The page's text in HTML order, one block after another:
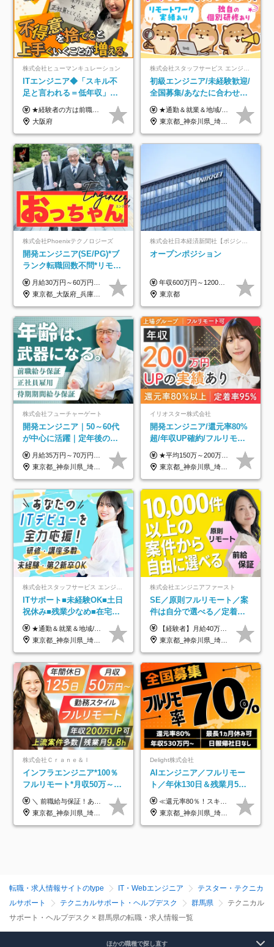
株式会社ヒューマンキュレーション
ITエンジニア◆「スキル不
足と言われる＝低年収」で
はない！｜ 不安を克服し、
年収アップした社員の実例
★経験者の方は前職の年収以上を保証します ★案件単価を開示した上で80％以上を還元します 月給25万円以上＋賞与年2回 ※経験や能力を考慮の上で優遇します ※試用期間が3ヶ月(その間の給与・待遇・雇用形態に変更はありません) ※月給には月20時間分のみなし残業手当(5万円)を含みます(超過分は別途支給) ★残業平均は月10時間以下ですので、毎月10時間分程度はお得です！
大阪府
初級エンジニア/未経験歓迎/
全国募集/あなたに合わせた
オリジナル研修をご用
意/AI・IoT/残業平均8時間
★通勤＆就業＆地域/住宅＆役職手当あり ★残業代は全額支給 ★選べる給与制度あり！ ■東京・神奈川・千葉・埼玉勤務の場合 月給24.5万円～55万円＋諸手当 （残業代は全額支給） (20,000円の地域/住宅手当込み) ■愛知・京都・大阪・兵庫勤務の場合 月給24万円以上＋諸手当 （残業代は全額支給） (15,000円の地域/住宅手当込み) ■茨城・栃木・群馬・静岡・三重・滋賀・広島・福岡勤務の場合 月給23.5万円以上＋諸手当 （残業代は全額支給） (10,000円の地域/住宅手当込み) ■北海道・宮城・山梨・長野・岐阜・奈良・和歌山・岡山勤務の場合 月給23万円以上＋諸手当 （残業代は全額支給） (5,000円の地域/住宅手当込み) ■その他のエリア勤務の場合 月給22.5万円以上＋諸手当 （残業代は全額支給） ※経験や能力を考慮し、当社規定により優遇します 【昇給：年一回実施】 【選べる給与制度】 ★収入を重視する方に… 「変動型人事制度」の選択も可能（派遣先からの評価に応じて収入アップ！） ※年2回のタイミングで希望者と面談の上決定します。
東京都_神奈川県_埼玉県_千葉県_大阪府_愛知県_北海道_岩手県_宮城県_山形県_福島県_茨城県_栃木県_群馬県_山梨県_長野県_富山県_石川県_静岡県_岐阜県_三重県_兵庫県_京都府_滋賀県_奈良県_広島県_岡山県_山口県_愛媛県_福岡県_熊本県_長崎県
株式会社Phoenixテクノロジーズ
開発エンジニア(SE/PG)*ブ
ランク転職回数不問*リモー
ト案件多数*残業ほぼ0*通院
のための半休制度あり
月給30万円～60万円+住宅手当+職能手当+役職手当+決算賞与+報奨金 ※経験・能力を考慮し、優遇します ※給与には20時間分のみなし時間外手当(3万7000円以上)を含みます(超過時間分は別途追加支給) ※試用期間3～6ヵ月あり(その間の給与、待遇に差異なし) ※場合によって契約社員での採用の可能性あり(面接時に応相談)
東京都_大阪府_兵庫県_京都府_福岡県
株式会社日本経済新聞社【ポジションマッチ登録】
オープンポジション
年収600万円～1200万円 ※上記年収は、想定年収です。住居費補助、子手当などの各種手当を含む金額です。 ※経験・能力等を考慮の上、当社規定により決定します。
東京都
株式会社フューチャーゲート
開発エンジニア｜50～60代
が中心に活躍｜定年後の給
与減ナシ｜年収50万円アッ
プ実績／昇給率92％（直近3
年）
月給35万円～70万円（固定残業代30時間分63,869円～を含む）+賞与年1回 ※30時間を超える分は別途支給します ●これまでのご経験・スキル・前職給与をできる限り考慮します ●待機期間も給与を100％支給します ●試用期間中も給与や福利厚生は同じです ≪年収を維持しながら長く働けます！≫ 一般的な企業では55歳や60歳を機に年収が下がりますが、 当社は役職などではなく「スキルや経験」で評価。 エンジニアとして長く働きながら あなたにふさわしい年収を維持できます！
東京都_神奈川県_埼玉県_千葉県
イリオスター株式会社
開発エンジニア/還元率80%
超/年収UP確約/フルリモ
OK/年休130日/平均残業7h/
約2万件の案件から選択
★平均150万～200万円年収UPを実現！ ★前職給与を100％保証！ ★案件内容の開示・明確な評価体制あり ⇒クライアント評価で即昇給を実現したケースも◎ ★年12回（毎月昇給チャンスあり） ■月給35万円～103万円 ※経験・能力・前職給与を考慮し、決定 ※上記給与には月30時間分(6万6500円以上)の固定残業代が含まれます。超過分は手当として別途支給します ※試用期間3ヶ月あり(期間中の給与・待遇面に差異はありません) ▼収入アップの実例をご紹介 ───────────── ★働き方改革をした30代男性（PG） 子どもが生まれたばかりなのに、忙しい現場で残業も月50～60時間が当たり前。 ⇒残業ほぼゼロ＆週3リモートの働き方に！しかも給与もアップ！ ★収入アップした30代男性（PM） 子供が3人いて家計も苦しく、残業代で稼ぐ日々… ⇒残業をたくさんしていた年収額より、100万円以上アップしました！
東京都_神奈川県_埼玉県_千葉県_大阪府_愛知県_北海道_青森県_岩手県_宮城県_秋田県_山形県_福島県_茨城県_栃木県_群馬県_新潟県_山梨県_長野県_富山県_石川県_福井県_静岡県_岐阜県_三重県_兵庫県_京都府_滋賀県_奈良県_和歌山県_広島県_岡山県_鳥取県_島根県_山口県_徳島県_香川県_愛媛県_高知県_福岡県_熊本県_佐賀県_長崎県_大分県_宮崎県_鹿児島県_沖縄県
ITサポート■未経験OK■土日
祝休み■残業少なめ■在宅実
績あり■約900種類のスキル
アップ講座あり■全国募集
★通勤＆就業＆地域/住宅＆役職手当あり ★残業代は全額支給 ★選べる給与制度あり！ ■東京・神奈川・千葉・埼玉勤務の場合 月給24.5万円～55万円＋諸手当 （残業代は全額支給） (20,000円の地域/住宅手当込み) ■愛知・京都・大阪・兵庫勤務の場合 月給24万円以上＋諸手当 （残業代は全額支給） (15,000円の地域/住宅手当込み) ■茨城・栃木・群馬・静岡・三重・滋賀・広島・福岡勤務の場合 月給23.5万円以上＋諸手当 （残業代は全額支給） (10,000円の地域/住宅手当込み) ■北海道・宮城・山梨・長野・岐阜・奈良・和歌山・岡山勤務の場合 月給23万円以上＋諸手当 （残業代は全額支給） (5,000円の地域/住宅手当込み) ■その他のエリア勤務の場合 月給22.5万円以上＋諸手当 （残業代は全額支給） ※経験や能力を考慮し、当社規定により優遇します 【昇給：年一回実施】 【選べる給与制度】 ★収入を重視する方に… 「変動型人事制度」の選択も可能（派遣先からの評価に応じて収入アップ！） ※年2回のタイミングで希望者と面談の上決定します。
東京都_神奈川県_埼玉県_千葉県_大阪府_愛知県_北海道_岩手県_宮城県_山形県_福島県_茨城県_栃木県_群馬県_山梨県_長野県_富山県_石川県_静岡県_岐阜県_三重県_兵庫県_京都府_滋賀県_奈良県_広島県_岡山県_山口県_愛媛県_福岡県_熊本県_長崎県
株式会社エンジニアファースト
SE／原則フルリモート／案
件は自分で選べる／定着率
93%／20～30代活躍中！
【経験者】月給40万円～120万円(固定残業代含む)+各種手当 ★前職給与の総収入額を100％保証｜還元率84％〜100％ ★20代の平均年収570万円 ※月給には、みなし残業手当(月30時間／5万8000円以上)を含みます 超過分は別途追加支給 ※固定残業代は、時間外労働の有無に関わらず30時間分を、月5万8000円~15万7000円支給 ※上記を超える時間外労働分は追加で支給 【未経験者】月給21万円以上＋各種手当 固定残業なし(残業代発生分全額支給) ※6ヶ月の試用期間あり（※条件に変動なし） ▼単価連動性×還元率は84％～100％で収入の大幅UPが可能！ ・案件単価が月50万円の場合：年収417万円 ・案件単価が月70万円の場合：年収584万円 ・案件単価が月100万円の場合：年収834万円 ＜モデル年収＞ ▼400万円～500万円(入社初年度) ▼542万円～626万円(入社2年) ▼667万円～700万円(入社3年） ▼709万円～801万円(入社5年）
東京都_神奈川県_埼玉県_千葉県_大阪府_愛知県_北海道_青森県_岩手県_宮城県_秋田県_山形県_福島県_茨城県_栃木県_群馬県_新潟県_山梨県_長野県_富山県_石川県_福井県_静岡県_岐阜県_三重県_兵庫県_京都府_滋賀県_奈良県_和歌山県_広島県_岡山県_鳥取県_島根県_山口県_徳島県_香川県_愛媛県_高知県_福岡県_熊本県_佐賀県_長崎県_大分県_宮崎県_鹿児島県_沖縄県
株式会社Ｃｒａｎｅ＆Ｉ
インフラエンジニア*100％
フルリモート*月収50万～*
クラウド×上流工程*前職給
与保証*残業月9.8h
＼ 前職給与保証！あなたのこれまでの経験を正当評価 ／ ★月収50万円～スタート！【年俸600万～1,162万8,000円（12分割）】 ――「頑張りが給与に直結しない…」そんな不満とは無縁の環境です。 実際、入社後に「年収150万～200万円UP」を実現した先輩エンジニアが多数活躍中！ 【 収入をさらに押し上げる充実のプラスα 】 スキルを磨くほど得をする「資格手当」 ⇒ 1資格につき毎月3,000円～30,000円を継続支給！ 成果を見逃さない「功績手当」 ⇒ 社員の頑張りに応じて最大10万円をダイレクトに支給！ スピード昇給・高年収も可能 ⇒ 1回の昇給で年収数十万UPのチャンスあり。ゆくゆくは年収1000万以上のハイクラスも目指せます。 ※経験・スキルを考慮の上決定します ※上記金額には固定残業代（月30h分・95,000円～184,000円）を含みます ※超過分は別途全額支給します ※試用期間2ヶ月間あり（その他待遇に差異はありません）
東京都_神奈川県_埼玉県_千葉県_大阪府_愛知県_北海道_青森県_岩手県_宮城県_秋田県_山形県_福島県_茨城県_栃木県_群馬県_新潟県_山梨県_長野県_富山県_石川県_福井県_静岡県_岐阜県_三重県_兵庫県_京都府_滋賀県_奈良県_和歌山県_広島県_岡山県_鳥取県_島根県_山口県_徳島県_香川県_愛媛県_高知県_福岡県_熊本県_佐賀県_長崎県_大分県_宮崎県_鹿児島県_沖縄県
Delight株式会社
AIエンジニア／フルリモー
ト／年休130日＆残業月5h
以下／1カ月連休可／案件選
択制／還元率80%
≪還元率80％！スキルや経験をしっかり収入に反映します≫ 年俸530万円以上＋業績賞与 ※スキル・経験を考慮の上、優遇いたします ※上記年俸を12分割し、月1回支給します ※上記年俸には固定残業代月20時間分(月6万9000円以上)が含まれます。残業はほとんど発生しませんが、超過した場合は追加支給します ★AIを使った自社への貢献も、貢献度に応じて給与に反映する制度があります
東京都_神奈川県_埼玉県_千葉県_大阪府_愛知県_北海道_青森県_岩手県_宮城県_秋田県_山形県_福島県_茨城県_栃木県_群馬県_新潟県_山梨県_長野県_富山県_石川県_福井県_静岡県_岐阜県_三重県_兵庫県_京都府_滋賀県_奈良県_和歌山県_広島県_岡山県_鳥取県_島根県_山口県_徳島県_香川県_愛媛県_高知県_福岡県_熊本県_佐賀県_長崎県_大分県_宮崎県_鹿児島県_沖縄県
転職・求人情報サイトのtype IT・Webエンジニア
テスター・テクニカ
ルサポート
テクニカルサポート・ヘルプデスク 群馬県
テクニカル
サポート・ヘルプデスク × 群馬県の転職・求人情報一覧
ほかの職種で探し直す